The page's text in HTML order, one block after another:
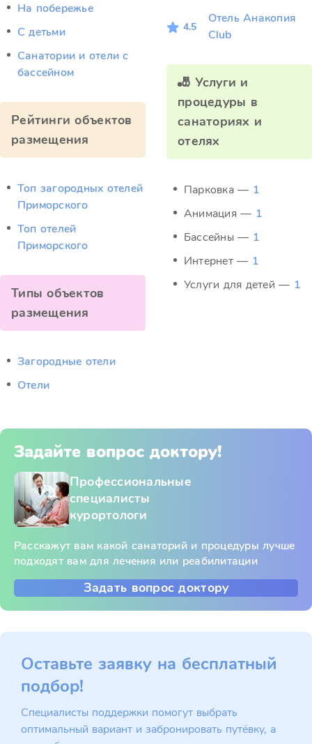
На побережье
С детьми
Санатории и отели с
бассейном
Рейтинги объектов
размещения
Топ загородных отелей
Приморского
Топ отелей
Приморского
Типы объектов
размещения
Загородные отели
Отели
4.5
Отель Анакопия
Club
🎳 Услуги и
процедуры в
санаториях и
отелях
Парковка — 1
Анимация — 1
Бассейны — 1
Интернет — 1
Услуги для детей — 1
Задайте вопрос доктору!
Профессиональные
специалисты
курортологи
Расскажут вам какой санаторий и процедуры лучше
подходят вам для лечения или реабилитации
Задать вопрос доктору
Оставьте заявку на бесплатный
подбор!
Специалисты поддержки помогут выбрать
оптимальный вариант и забронировать путёвку, а